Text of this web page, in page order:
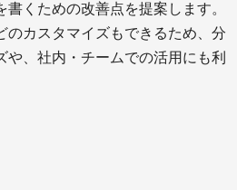
外注の注意点
有のための、動画・サイトの
くための改善点を提案します。
のカスタマイズもできるため、分
や、社内・チームでの活用にも利